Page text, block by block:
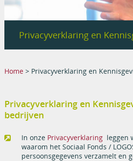
Privacyverklaring en
You are here
Home> Privacyverklaring en
Privacyverklaring en
bedrijven
In onze Privacyverklaringleggen
waarom het Sociaal Fonds /
persoonsgegevens verzamelt en